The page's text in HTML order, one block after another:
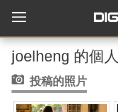
joelheng 的個
投稿的照片